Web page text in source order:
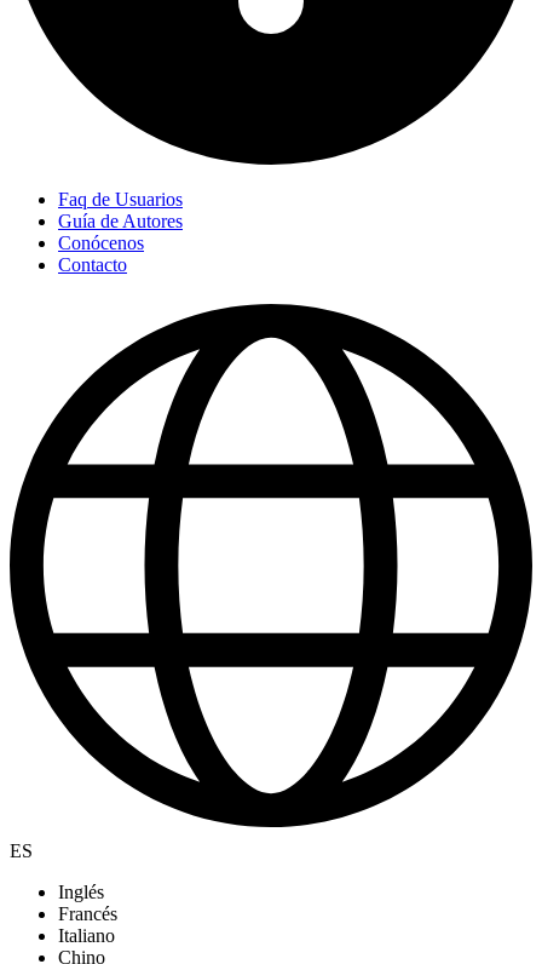
Faq de Usuarios
Guía de Autores
Conócenos
Contacto
ES
Inglés
Francés
Italiano
Chino